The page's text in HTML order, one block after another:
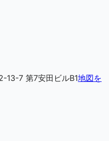
13-7 第7安田ビルB1地図を